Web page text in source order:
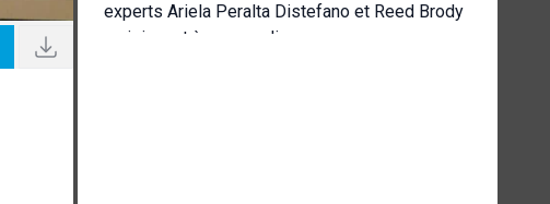
experts Ariela Peralta Distefano et Reed Brody
se joignent à nous en ligne.